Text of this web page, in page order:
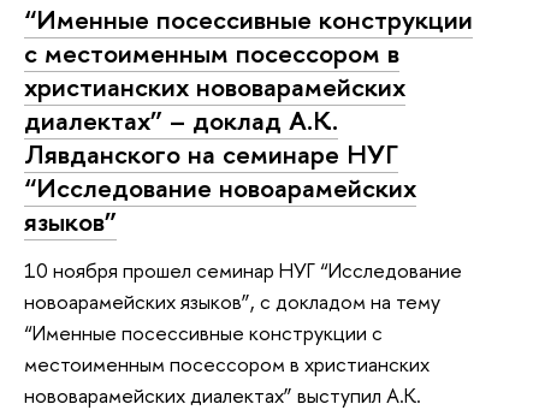
“Именные посессивные конструкции
с местоименным посессором в
христианских нововарамейских
диалектах” – доклад А.К.
Лявданского на семинаре НУГ
“Исследование новоарамейских
языков”
10 ноября прошел семинар НУГ “Исследование
новоарамейских языков”, с докладом на тему
“Именные посессивные конструкции с
местоименным посессором в христианских
нововарамейских диалектах” выступил А.К.